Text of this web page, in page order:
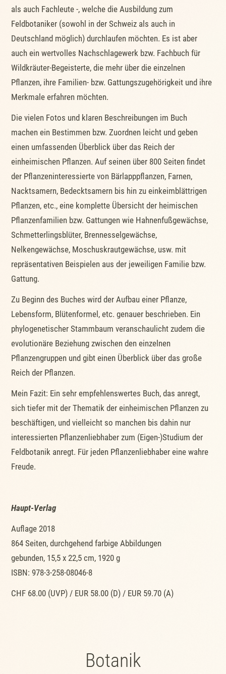
als auch Fachleute -, welche die Ausbildung zum
Feldbotaniker (sowohl in der Schweiz als auch in
Deutschland möglich) durchlaufen möchten. Es ist aber
auch ein wertvolles Nachschlagewerk bzw. Fachbuch für
Wildkräuter-Begeisterte, die mehr über die einzelnen
Pflanzen, ihre Familien- bzw. Gattungszugehörigkeit und ihre
Merkmale erfahren möchten.
Die vielen Fotos und klaren Beschreibungen im Buch
machen ein Bestimmen bzw. Zuordnen leicht und geben
einen umfassenden Überblick über das Reich der
einheimischen Pflanzen. Auf seinen über 800 Seiten findet
der Pflanzeninteressierte von Bärlapppflanzen, Farnen,
Nacktsamern, Bedecktsamern bis hin zu einkeimblättrigen
Pflanzen, etc., eine komplette Übersicht der heimischen
Pflanzenfamilien bzw. Gattungen wie Hahnenfußgewächse,
Schmetterlingsblüter, Brennesselgewächse,
Nelkengewächse, Moschuskrautgewächse, usw. mit
repräsentativen Beispielen aus der jeweiligen Familie bzw.
Gattung.
Zu Beginn des Buches wird der Aufbau einer Pflanze,
Lebensform, Blütenformel, etc. genauer beschrieben. Ein
phylogenetischer Stammbaum veranschaulicht zudem die
evolutionäre Beziehung zwischen den einzelnen
Pflanzengruppen und gibt einen Überblick über das große
Reich der Pflanzen.
Mein Fazit: Ein sehr empfehlenswertes Buch, das anregt,
sich tiefer mit der Thematik der einheimischen Pflanzen zu
beschäftigen, und vielleicht so manchen bis dahin nur
interessierten Pflanzenliebhaber zum (Eigen-)Studium der
Feldbotanik anregt. Für jeden Pflanzenliebhaber eine wahre
Freude.
Haupt-Verlag
Auflage 2018
864 Seiten, durchgehend farbige Abbildungen
gebunden, 15,5 x 22,5 cm, 1920 g
ISBN: 978-3-258-08046-8
CHF 68.00 (UVP) / EUR 58.00 (D) / EUR 59.70 (A)
Botanik